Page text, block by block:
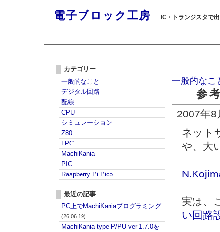
電子ブロック工房 IC・トランジスタで
一般的なこ
参
2007年8
ネット
や、大
実は、
い回路
カテゴリー
一般的なこと
デジタル回路
配線
CPU
シミュレーション
Z80
LPC
MachiKania
PIC
Raspberry Pi Pico
最近の記事
PC上でMachiKaniaプログラミング
(26.06.19)
MachiKania type P/PU ver 1.7.0を